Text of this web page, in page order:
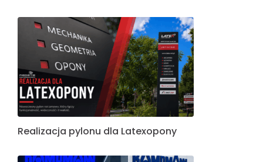
Realizacja pylonu dla Latexopony